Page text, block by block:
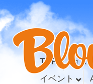
TOP カス
イベント